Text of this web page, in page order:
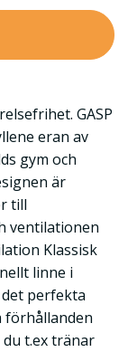
GASP
eran av
gym och
är
till
ventilationen
Klassisk
linne i
det perfekta
förhållanden
t.ex tränar